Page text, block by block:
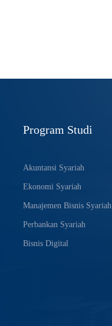
Program Studi
Akuntansi Syariah
Ekonomi Syariah
Manajemen Bisnis Syariah
Perbankan Syariah
Bisnis Digital